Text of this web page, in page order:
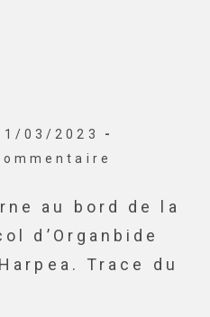
03/2023
au bord de la
d’Organbide
Trace du